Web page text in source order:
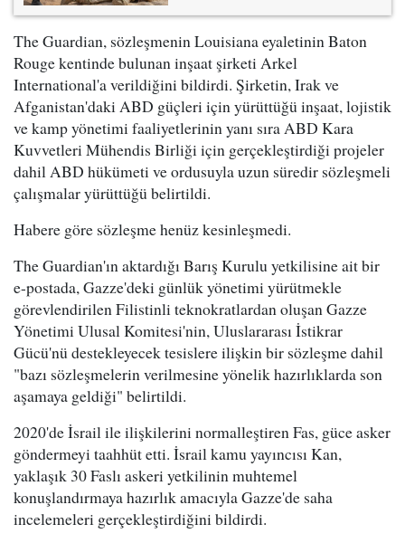
The Guardian, sözleşmenin Louisiana eyaletinin Baton
Rouge kentinde bulunan inşaat şirketi Arkel
International'a verildiğini bildirdi. Şirketin, Irak ve
Afganistan'daki ABD güçleri için yürüttüğü inşaat, lojistik
ve kamp yönetimi faaliyetlerinin yanı sıra ABD Kara
Kuvvetleri Mühendis Birliği için gerçekleştirdiği projeler
dahil ABD hükümeti ve ordusuyla uzun süredir sözleşmeli
çalışmalar yürüttüğü belirtildi.
Habere göre sözleşme henüz kesinleşmedi.
The Guardian'ın aktardığı Barış Kurulu yetkilisine ait bir
e-postada, Gazze'deki günlük yönetimi yürütmekle
görevlendirilen Filistinli teknokratlardan oluşan Gazze
Yönetimi Ulusal Komitesi'nin, Uluslararası İstikrar
Gücü'nü destekleyecek tesislere ilişkin bir sözleşme dahil
"bazı sözleşmelerin verilmesine yönelik hazırlıklarda son
aşamaya geldiği" belirtildi.
2020'de İsrail ile ilişkilerini normalleştiren Fas, güce asker
göndermeyi taahhüt etti. İsrail kamu yayıncısı Kan,
yaklaşık 30 Faslı askeri yetkilinin muhtemel
konuşlandırmaya hazırlık amacıyla Gazze'de saha
incelemeleri gerçekleştirdiğini bildirdi.